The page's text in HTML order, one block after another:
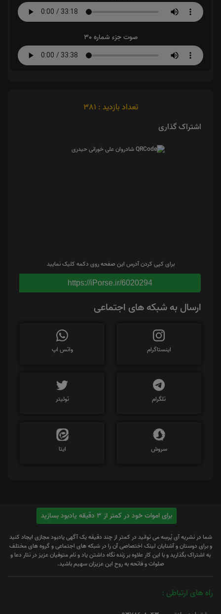
صوت جزء شماره 30
تعداد بازدید : 381
اشتراک گذاری
برای کپی کردن آدرس این صفحه روی دکمه کلیک نمایید
https://iPorse.ir/6020294
ارسال به شبکه های اجتماعی
اینستاگرام واتس اپ
تلگرام توئیتر
سروش ایتا
برای اموات خود در کمتر از 3 دقیقه یادبود بسازید
شما در نشریه آی پُرسِه می توانید در کمتر از چند دقیقه یک آگهی یادبود مجازی ایجاد کنید
و برای دوستان و آشنایان لینک اختصاصی آن را در شبکه های اجتماعی و گروه های مختلف
به اشتراک بگذارید و با این کار علاوه بر زنده نگاه داشتن یاد و نام متوفیان عزیز در نثار دعا و
صلوات و فاتحه به روح این عزیزان سهیم باشید.
راه های ارتباطی :